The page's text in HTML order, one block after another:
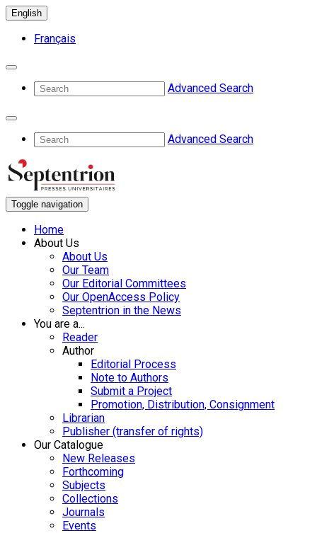
English
Français
Advanced Search
Advanced Search
Toggle navigation
Home
About Us
About Us
Our Team
Our Editorial Committees
Our OpenAccess Policy
Septentrion in the News
You are a...
Reader
Author
Editorial Process
Note to Authors
Submit a Project
Promotion, Distribution, Consignment
Librarian
Publisher (transfer of rights)
Our Catalogue
New Releases
Forthcoming
Subjects
Collections
Journals
Events